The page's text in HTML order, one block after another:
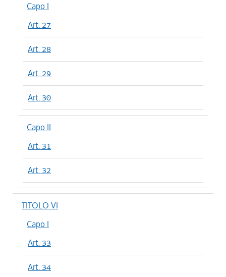
Capo I
Art. 27
Art. 28
Art. 29
Art. 30
Capo II
Art. 31
Art. 32
TITOLO VI
Capo I
Art. 33
Art. 34